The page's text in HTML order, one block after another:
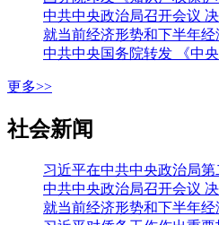
更多>>
社会新闻